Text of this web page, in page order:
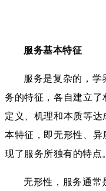
服务基本特征
服务是复杂的，学
务的特征，各自建立
定义、机理和本质等
本特征，即无形性、
现了服务所独有的特点。
无形性，服务通常